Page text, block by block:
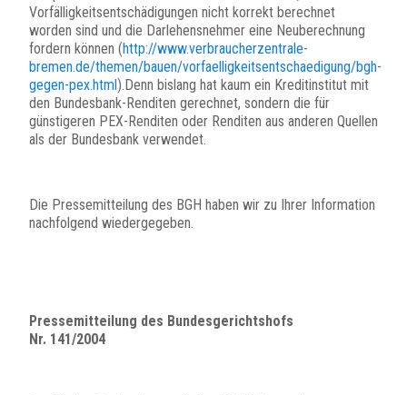
Vorfälligkeitsentschädigungen nicht korrekt berechnet
worden sind und die Darlehensnehmer eine Neuberechnung
fordern können (http://www.verbraucherzentrale-
bremen.de/themen/bauen/vorfaelligkeitsentschaedigung/bgh-
gegen-pex.html).Denn bislang hat kaum ein Kreditinstitut mit
den Bundesbank-Renditen gerechnet, sondern die für
günstigeren PEX-Renditen oder Renditen aus anderen Quellen
als der Bundesbank verwendet.
Die Pressemitteilung des BGH haben wir zu Ihrer Information
nachfolgend wiedergegeben.
Pressemitteilung des Bundesgerichtshofs
Nr. 141/2004